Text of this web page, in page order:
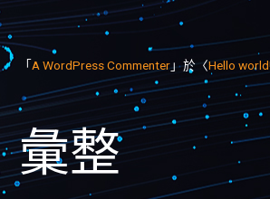
「 A WordPress Commenter」於〈Hello
彙整